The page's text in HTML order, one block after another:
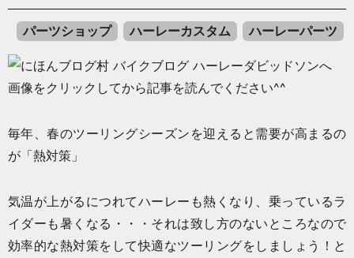
パーツショップ ハーレーカスタム ハーレーパーツ
画像をクリックしてから記事を読んでください^^
毎年、春のツーリングシーズンを迎えると需要が高まるの
が「熱対策」
気温が上がるにつれてハーレーも熱くなり、乗っているラ
イダーも暑くなる・・・それは致し方のないところなので
効率的な熱対策をして快適なツーリングをしましょう！と